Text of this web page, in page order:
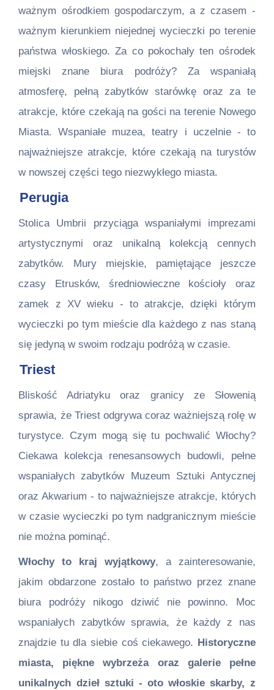
ważnym ośrodkiem gospodarczym, a z czasem -
ważnym kierunkiem niejednej wycieczki po terenie
państwa włoskiego. Za co pokochały ten ośrodek
miejski znane biura podróży? Za wspaniałą
atmosferę, pełną zabytków starówkę oraz za te
atrakcje, które czekają na gości na terenie Nowego
Miasta. Wspaniałe muzea, teatry i uczelnie - to
najważniejsze atrakcje, które czekają na turystów
w nowszej części tego niezwykłego miasta.
Perugia
Stolica Umbrii przyciąga wspaniałymi imprezami
artystycznymi oraz unikalną kolekcją cennych
zabytków. Mury miejskie, pamiętające jeszcze
czasy Etrusków, średniowieczne kościoły oraz
zamek z XV wieku - to atrakcje, dzięki którym
wycieczki po tym mieście dla każdego z nas staną
się jedyną w swoim rodzaju podróżą w czasie.
Triest
Bliskość Adriatyku oraz granicy ze Słowenią
sprawia, że Triest odgrywa coraz ważniejszą rolę w
turystyce. Czym mogą się tu pochwalić Włochy?
Ciekawa kolekcja renesansowych budowli, pełne
wspaniałych zabytków Muzeum Sztuki Antycznej
oraz Akwarium - to najważniejsze atrakcje, których
w czasie wycieczki po tym nadgranicznym mieście
nie można pominąć.
Włochy to kraj wyjątkowy, a zainteresowanie,
jakim obdarzone zostało to państwo przez znane
biura podróży nikogo dziwić nie powinno. Moc
wspaniałych zabytków sprawia, że każdy z nas
znajdzie tu dla siebie coś ciekawego. Historyczne
miasta, piękne wybrzeża oraz galerie pełne
unikalnych dzieł sztuki - oto włoskie skarby, z